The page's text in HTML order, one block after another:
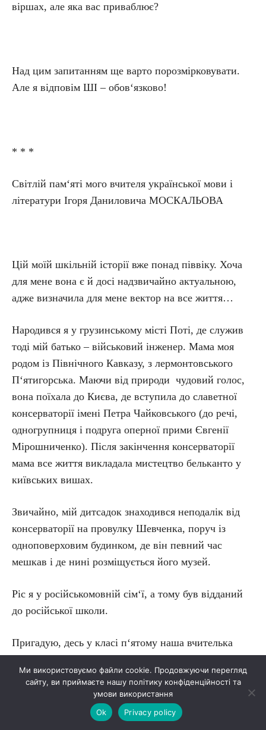
віршах, але яка вас приваблює?
Над цим запитанням ще варто порозмірковувати.
Але я відповім ШІ – обов‘язково!
* * *
Світлій пам‘яті мого вчителя української мови і
літератури Ігоря Даниловича МОСКАЛЬОВА
Цій моїй шкільній історії вже понад піввіку. Хоча
для мене вона є й досі надзвичайно актуальною,
адже визначила для мене вектор на все життя…
Народився я у грузинському місті Поті, де служив
тоді мій батько – військовий інженер. Мама моя
родом із Північного Кавказу, з лермонтовського
П‘яти­горська. Маючи від природи чудовий голос,
вона поїхала до Києва, де вступила до славетної
консерваторії імені Петра Чайковського (до речі,
одногрупниця і подруга оперної прими Євгенії
Мірошниченко). Після закінчення консерваторії
мама все життя викладала мистецтво бельканто у
київських вишах.
Звичайно, мій дитсадок знаходився неподалік від
консерваторії на провулку Шевченка, поруч із
одноповерховим будинком, де він певний час
мешкав і де нині розміщується його музей.
Ріс я у російськомовній сім‘ї, а тому був відданий
до російської школи.
Пригадую, десь у класі п‘я­то­му наша вчителька
українську мову за бажанням. Мені просто
пощастило, що Бог допоміг мені виявити таке
бажання. Одному на весь клас! Можливо, на це
Ми використовуємо файли cookie. Продовжуючи перегляд
сайту, ви приймаєте нашу політику конфіденційності та
умови використання
Ok
Privacy policy